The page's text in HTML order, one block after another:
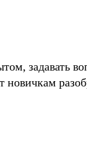
задавать